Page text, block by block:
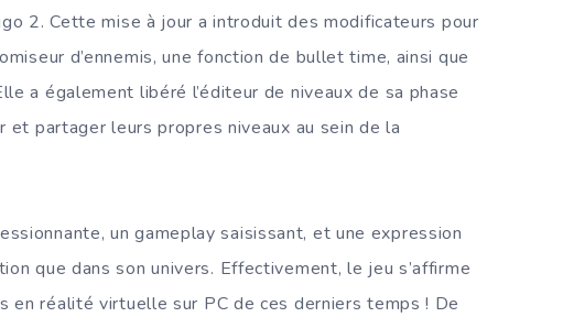
2. Cette mise à jour a introduit des modificateurs pour
d’ennemis, une fonction de bullet time, ainsi que
a également libéré l’éditeur de niveaux de sa phase
et partager leurs propres niveaux au sein de la
un gameplay saisissant, et une expression
que dans son univers. Effectivement, le jeu s’affirme
en réalité virtuelle sur PC de ces derniers temps ! De